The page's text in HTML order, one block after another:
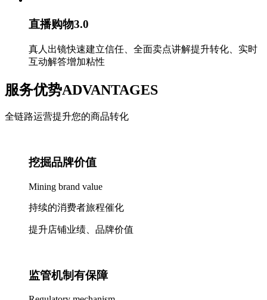
直播购物3.0
真人出镜快速建立信任、全面卖点讲解提升转化、实时
互动解答增加粘性
服务优势ADVANTAGES
全链路运营提升您的商品转化
挖掘品牌价值
Mining brand value
持续的消费者旅程催化
提升店铺业绩、品牌价值
监管机制有保障